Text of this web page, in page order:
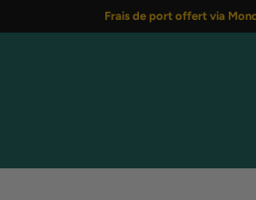
Frais de port offert via